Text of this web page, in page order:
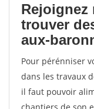
Rejoignez
trouver
aux-
Pour pérénniser
dans les travaux
il faut pouvoir